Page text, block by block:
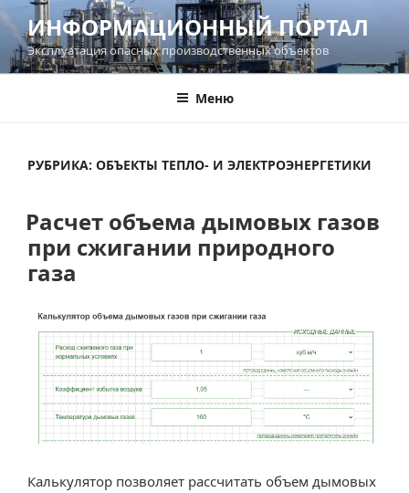
Перейти
содержимому
ИНФОРМАЦИОННЫЙ ПОРТАЛ
Эксплуатация опасных производственных объектов
Меню
РУБРИКА: ОБЪЕКТЫ ТЕПЛО- И ЭЛЕКТРОЭНЕРГЕТИКИ
Расчет объема дымовых газов
при сжигании природного
газа
Калькулятор позволяет рассчитать объем дымовых